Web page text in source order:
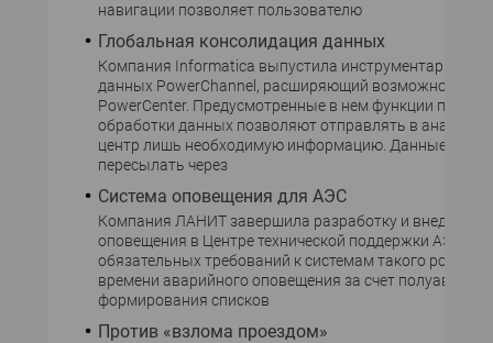
навигации позволяет пользователю
Глобальная консолидация данных
Компания Informatica выпустила инструментарий
данных PowerChannel, расширяющий возможности
PowerCenter. Предусмотренные в нем функции
обработки данных позволяют отправлять в
центр лишь необходимую информацию. Данные
пересылать через
Система оповещения для АЭС
Компания ЛАНИТ завершила разработку и внедрение
оповещения в Центре технической поддержки АЭС. В
обязательных требований к системам такого рода -
времени аварийного оповещения за счет
формирования списков
Против «взлома проездом»